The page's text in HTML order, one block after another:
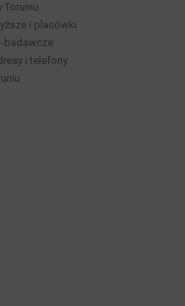
Toruniu
i placówki
badawcze
i telefony